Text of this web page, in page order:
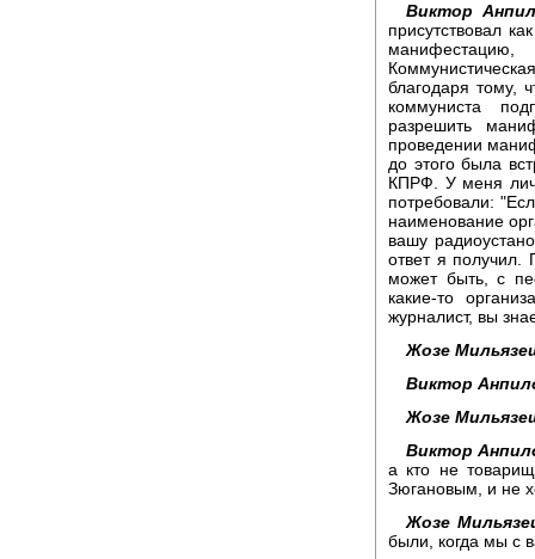
Виктор
присутствовал
благодаря тому,
коммуниста
разрешить
проведении
до этого была
КПРФ. У меня
потребовали:
наименование
вашу
ответ я получил.
может быть, с
какие-то
журналист, вы
Жозе
Виктор
Жозе
Виктор
а кто не
Зюгановым, и не
Жозе
были, когда мы с